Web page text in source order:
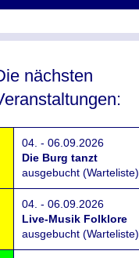
nächsten
04. - 06.09.2026
Die Burg tanzt
ausgebucht (Warteliste)
04. - 06.09.2026
Live-Musik Folklore
ausgebucht (Warteliste)